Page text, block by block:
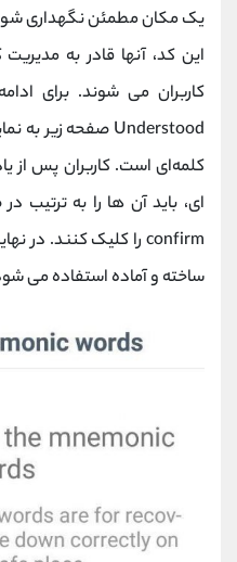
یک مکان مطمئن نگهداری
این کد، آنها قادر به
کاربران می شوند. برای
ای، باید آن ها را به ترتیب
confirm را کلیک کنند. در نهایت کیف پول
ساخته و آماده استفاده می